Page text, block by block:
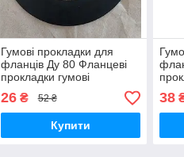
Гумові прокладки для
фланців Ду 80 Фланцеві
прокладки гумові
Ущільнювальні гумові
прокладки
26₴ 52 ₴
Купити
38